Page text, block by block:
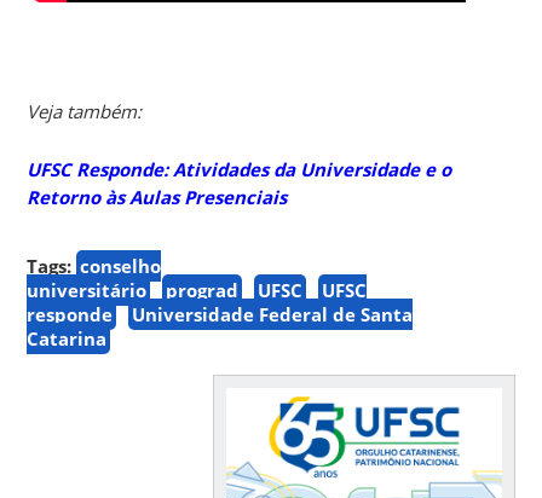
Veja também:
UFSC Responde: Atividades da Universidade e o
Retorno às Aulas Presenciais
Tags: conselho
universitário
prograd UFSC
UFSC
responde
Universidade Federal de Santa
Catarina